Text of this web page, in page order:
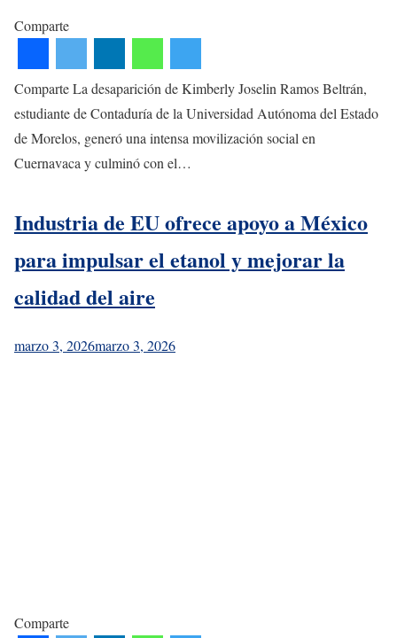
Comparte
Comparte La desaparición de Kimberly Joselin Ramos Beltrán,
estudiante de Contaduría de la Universidad Autónoma del Estado
de Morelos, generó una intensa movilización social en
Cuernavaca y culminó con el…
Industria de EU ofrece apoyo a México
para impulsar el etanol y mejorar la
calidad del aire
marzo 3, 2026marzo 3, 2026
Comparte